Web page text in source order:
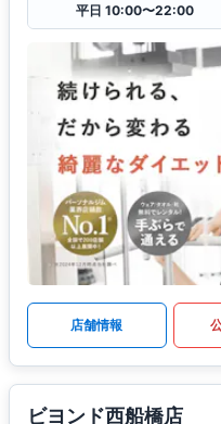
平日 10:00〜22:00
店舗情報
ビヨンド西船橋店